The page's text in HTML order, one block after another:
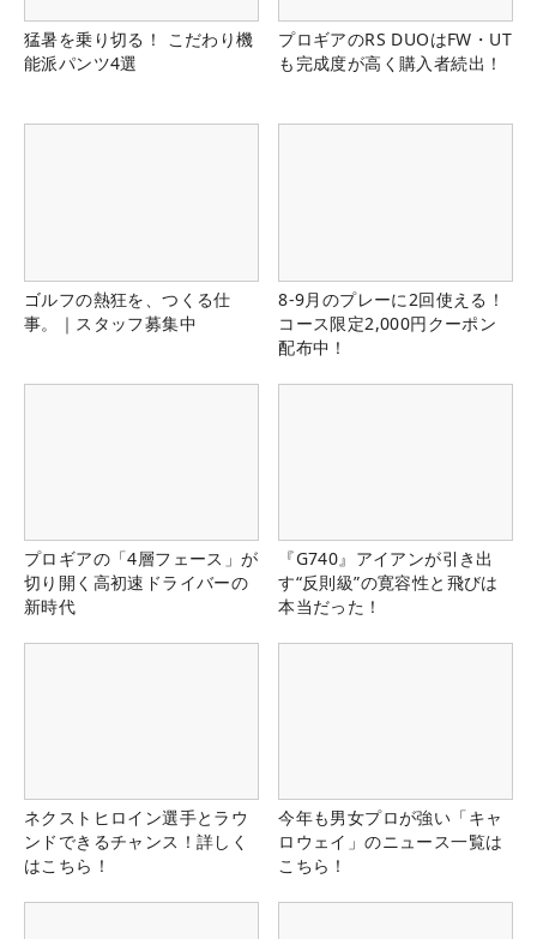
猛暑を乗り切る！ こだわり機
能派パンツ4選
プロギアのRS DUOはFW・UT
も完成度が高く購入者続出！
ゴルフの熱狂を、つくる仕
事。｜スタッフ募集中
8-9月のプレーに2回使える！
コース限定2,000円クーポン
配布中！
プロギアの「4層フェース」が
切り開く高初速ドライバーの
新時代
『G740』アイアンが引き出
す“反則級”の寛容性と飛びは
本当だった！
ネクストヒロイン選手とラウ
ンドできるチャンス！詳しく
はこちら！
今年も男女プロが強い「キャ
ロウェイ」のニュース一覧は
こちら！